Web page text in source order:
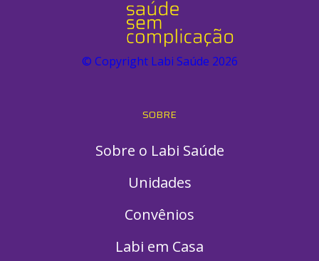
© Copyright Labi Saúde 2026
SOBRE
Sobre o Labi Saúde
Unidades
Convênios
Labi em Casa